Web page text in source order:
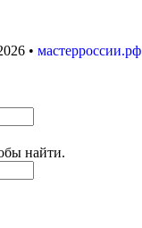
• мастерроссии.рф
найти.